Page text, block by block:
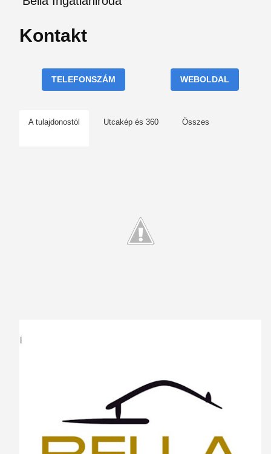
Kontakt
TELEFONSZÁM WEBOLDAL
A tulajdonostól Utcakép és 360 Összes